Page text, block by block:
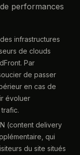
performances
infrastructures
de clouds
Par
de passer
en cas de
évoluer
(content delivery
qui
du site situés